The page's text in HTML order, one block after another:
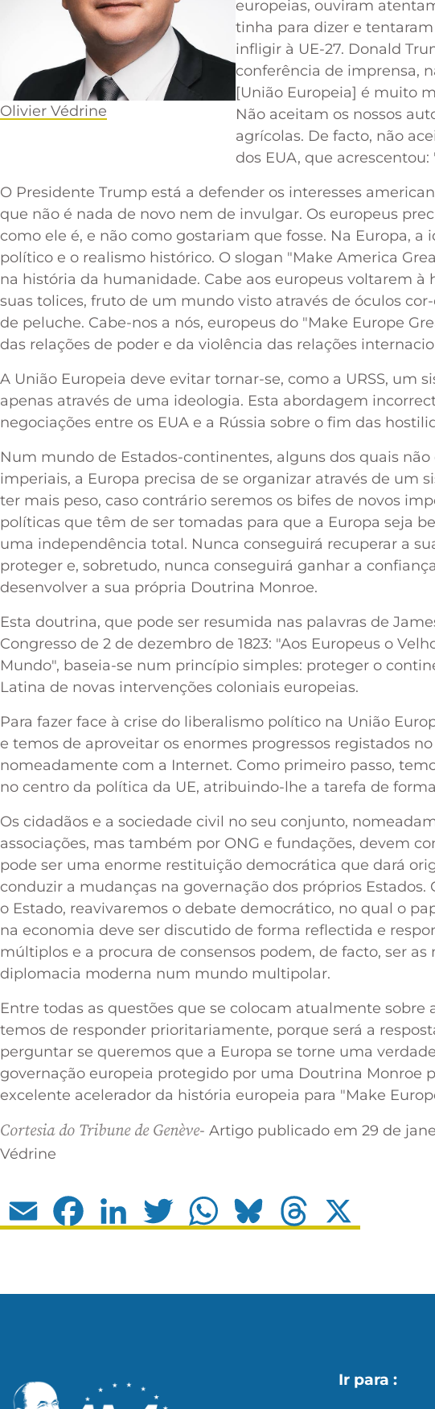
Olivier Védrine
europeias, ouviram
tinha para dizer e
infligir à UE-27. Donald
conferência de imprensa,
[União Europeia] é muito
Não aceitam os nossos
agrícolas. De facto, não
dos EUA, que acrescentou:
O Presidente Trump está a defender os interesses
que não é nada de novo nem de invulgar. Os europeus
como ele é, e não como gostariam que fosse. Na Europa,
político e o realismo histórico. O slogan "Make America
na história da humanidade. Cabe aos europeus voltarem à
suas tolices, fruto de um mundo visto através de óculos
de peluche. Cabe-nos a nós, europeus do "Make Europe
das relações de poder e da violência das relações
A União Europeia deve evitar tornar-se, como a URSS, um
apenas através de uma ideologia. Esta abordagem
negociações entre os EUA e a Rússia sobre o fim das
Num mundo de Estados-continentes, alguns dos quais
imperiais, a Europa precisa de se organizar através de um
ter mais peso, caso contrário seremos os bifes de novos
políticas que têm de ser tomadas para que a Europa seja
uma independência total. Nunca conseguirá recuperar a
proteger e, sobretudo, nunca conseguirá ganhar a
desenvolver a sua própria Doutrina Monroe.
Esta doutrina, que pode ser resumida nas palavras de
Congresso de 2 de dezembro de 1823: "Aos Europeus o
Mundo", baseia-se num princípio simples: proteger o
Latina de novas intervenções coloniais europeias.
Para fazer face à crise do liberalismo político na União
e temos de aproveitar os enormes progressos registados
nomeadamente com a Internet. Como primeiro passo,
no centro da política da UE, atribuindo-lhe a tarefa de
Os cidadãos e a sociedade civil no seu conjunto,
associações, mas também por ONG e fundações, devem
pode ser uma enorme restituição democrática que dará
conduzir a mudanças na governação dos próprios Estados.
o Estado, reavivaremos o debate democrático, no qual o
na economia deve ser discutido de forma reflectida e
múltiplos e a procura de consensos podem, de facto, ser as
diplomacia moderna num mundo multipolar.
Entre todas as questões que se colocam atualmente sobre
temos de responder prioritariamente, porque será a
perguntar se queremos que a Europa se torne uma
governação europeia protegido por uma Doutrina Monroe
excelente acelerador da história europeia para "Make
Cortesia do Tribune de Genève- Artigo publicado em 29 de
Védrine
Email FacebookLinkedIn Twitter WhatsAppBluesky Threads
Ir para :